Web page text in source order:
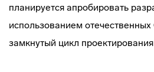
планируется апробировать
использованием
замкнутый цикл